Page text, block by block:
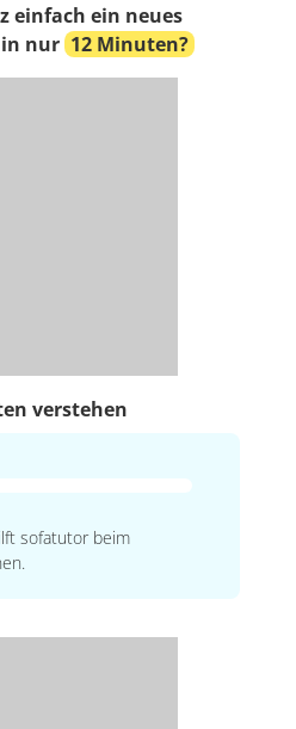
einfach ein neues
nur 12 Minuten?
verstehen
sofatutor beim